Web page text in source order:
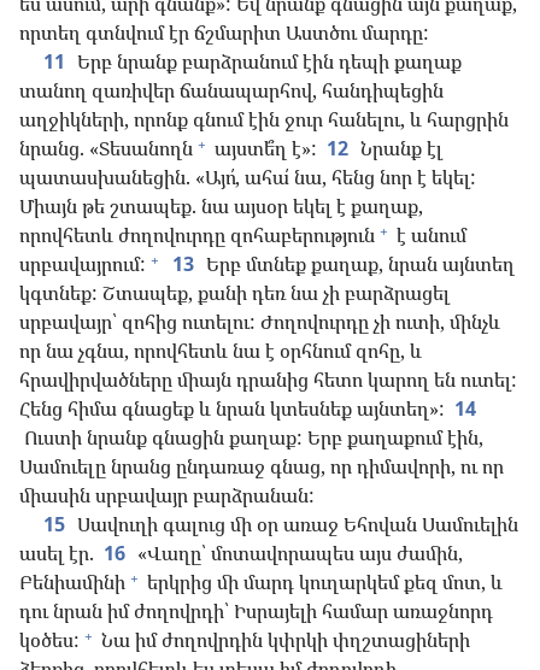
որտեղ գտնվում էր ճշմարիտ Աստծու մարդը:
11 Երբ նրանք բարձրանում էին դեպի քաղաք
տանող զառիվեր ճանապարհով, հանդիպեցին
աղջիկների, որոնք գնում էին ջուր հանելու, և հարցրին
նրանց. «Տեսանողն + այստե՞ղ է»: 12 Նրանք էլ
պատասխանեցին. «Այո՛, ահա՛ նա, հենց նոր է եկել:
Միայն թե շտապեք. նա այսօր եկել է քաղաք,
որովհետև ժողովուրդը զոհաբերություն + է անում
սրբավայրում: + 13 Երբ մտնեք քաղաք, նրան այնտեղ
կգտնեք: Շտապեք, քանի դեռ նա չի բարձրացել
սրբավայր՝ զոհից ուտելու: Ժողովուրդը չի ուտի, մինչև
որ նա չգնա, որովհետև նա է օրհնում զոհը, և
հրավիրվածները միայն դրանից հետո կարող են ուտել:
Հենց հիմա գնացեք և նրան կտեսնեք այնտեղ»: 14
Ուստի նրանք գնացին քաղաք: Երբ քաղաքում էին,
Սամուելը նրանց ընդառաջ գնաց, որ դիմավորի, ու որ
միասին սրբավայր բարձրանան:
15 Սավուղի գալուց մի օր առաջ Եհովան Սամուելին
ասել էր. 16 «Վաղը՝ մոտավորապես այս ժամին,
Բենիամինի + երկրից մի մարդ կուղարկեմ քեզ մոտ, և
դու նրան իմ ժողովրդի՝ Իսրայելի համար առաջնորդ
կօծես: + Նա իմ ժողովրդին կփրկի փղշտացիների